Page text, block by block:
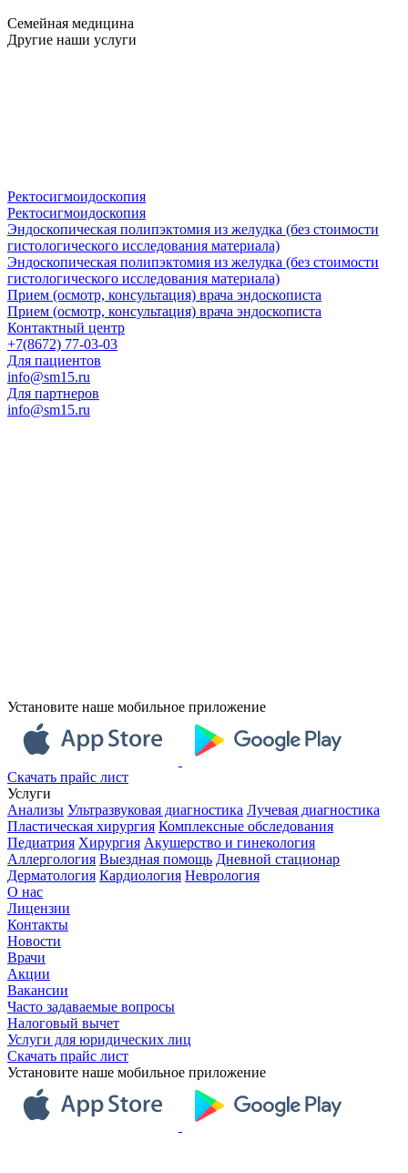
Семейная медицина
Другие наши услуги
Ректосигмоидоскопия
Ректосигмоидоскопия
Эндоскопическая полипэктомия из желудка (без стоимости
гистологического исследования материала)
Эндоскопическая полипэктомия из желудка (без стоимости
гистологического исследования материала)
Прием (осмотр, консультация) врача эндоскописта
Прием (осмотр, консультация) врача эндоскописта
Контактный центр
+7(8672) 77-03-03
Для пациентов
info@sm15.ru
Для партнеров
info@sm15.ru
Установите наше мобильное приложение
Скачать прайс лист
Услуги
Анализы Ультразвуковая диагностика Лучевая диагностика
Пластическая хирургия Комплексные обследования
Педиатрия Хирургия Акушерство и гинекология
Аллергология Выездная помощь Дневной стационар
Дерматология Кардиология Неврология
О нас
Лицензии
Контакты
Новости
Врачи
Акции
Вакансии
Часто задаваемые вопросы
Налоговый вычет
Услуги для юридических лиц
Скачать прайс лист
Установите наше мобильное приложение